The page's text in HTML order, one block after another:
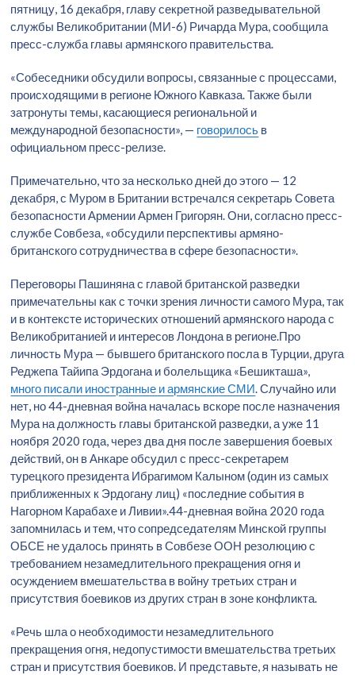
пятницу, 16 декабря, главу секретной разведывательной
службы Великобритании (МИ-6) Ричарда Мура, сообщила
пресс-служба главы армянского правительства.
«Собеседники обсудили вопросы, связанные с процессами,
происходящими в регионе Южного Кавказа. Также были
затронуты темы, касающиеся региональной и
международной безопасности», — говорилось в
официальном пресс-релизе.
Примечательно, что за несколько дней до этого — 12
декабря, с Муром в Британии встречался секретарь Совета
безопасности Армении Армен Григорян. Они, согласно пресс-
службе Совбеза, «обсудили перспективы армяно-
британского сотрудничества в сфере безопасности».
Переговоры Пашиняна с главой британской разведки
примечательны как с точки зрения личности самого Мура, так
и в контексте исторических отношений армянского народа с
Великобританией и интересов Лондона в регионе.Про
личность Мура — бывшего британского посла в Турции, друга
Реджепа Тайипа Эрдогана и болельщика «Бешикташа»,
много писали иностранные и армянские СМИ. Случайно или
нет, но 44-дневная война началась вскоре после назначения
Мура на должность главы британской разведки, а уже 11
ноября 2020 года, через два дня после завершения боевых
действий, он в Анкаре обсудил с пресс-секретарем
турецкого президента Ибрагимом Калыном (один из самых
приближенных к Эрдогану лиц) «последние события в
Нагорном Карабахе и Ливии».44-дневная война 2020 года
запомнилась и тем, что сопредседателям Минской группы
ОБСЕ не удалось принять в Совбезе ООН резолюцию с
требованием незамедлительного прекращения огня и
осуждением вмешательства в войну третьих стран и
присутствия боевиков из других стран в зоне конфликта.
«Речь шла о необходимости незамедлительного
прекращения огня, недопустимости вмешательства третьих
стран и присутствия боевиков. И представьте, я называть не